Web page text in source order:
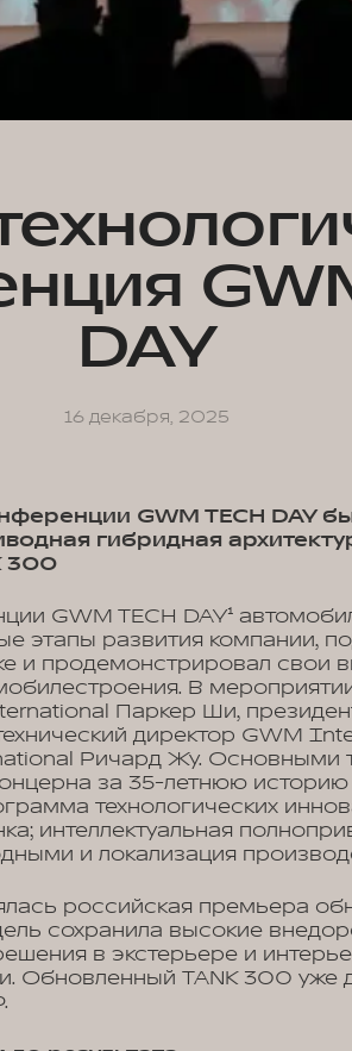
DAY
16 декабря, 2025
GWM TECH DAY
гибридная
300
GWM TECH DAY¹
этапы развития компании,
и продемонстрировал свои
В
Паркер Ши,
директор GWM
Ричард Жу. Основными
за 35-летнюю
технологических
интеллектуальная
и локализация
российская премьера
сохранила высокие
в экстерьере и
Обновленный TANK 300 уже